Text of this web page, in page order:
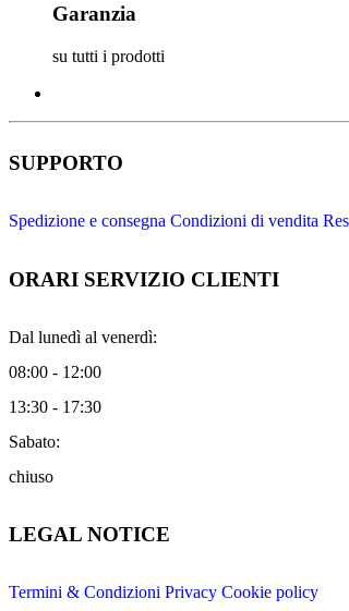
Garanzia
su tutti i prodotti
SUPPORTO
Spedizione e consegna Condizioni di vendita
ORARI SERVIZIO CLIENTI
Dal lunedì al venerdì:
08:00 - 12:00
13:30 - 17:30
Sabato:
chiuso
LEGAL NOTICE
Termini & Condizioni Privacy Cookie policy